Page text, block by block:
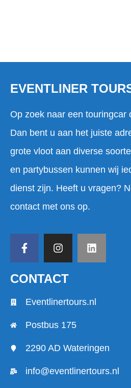
EVENTLINER
Op zoek naar een touringcar
Dan bent u aan het juiste
grote vloot aan diverse
en partybussen kunnen wij
dienst zijn. Heeft u vragen?
contact met ons op.
CONTACT
Eventlinertours.nl
Postbus 175
2290 AD Wateringen
info@eventlinertours.nl